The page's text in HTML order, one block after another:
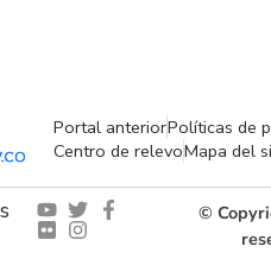
Portal anteriorPolíticas de
Centro de relevoMapa del
©